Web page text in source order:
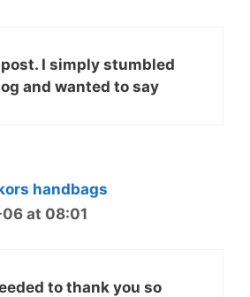
I simply stumbled
and wanted to say
handbags
at 08:01
to thank you so